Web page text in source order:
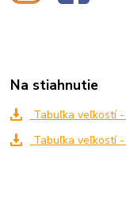
Na stiahnutie
Tabuľka veľkostí
Tabuľka veľkostí